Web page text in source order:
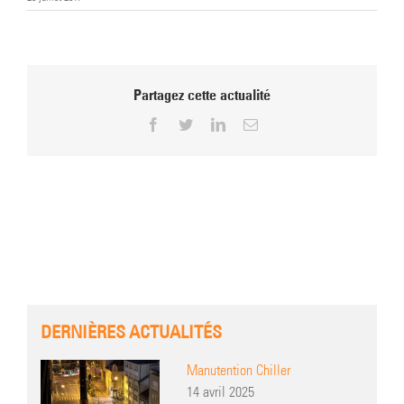
Partagez cette actualité
Facebook
TwitterLinkedInEmail
DERNIÈRES ACTUALITÉS
Manutention Chiller
14 avril 2025